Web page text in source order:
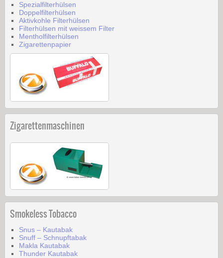
Spezialfilterhülsen
Doppelfilterhülsen
Aktivkohle Filterhülsen
Filterhülsen mit weissem Filter
Mentholfilterhülsen
Zigarettenpapier
Zigarettenmaschinen
Smokeless Tobacco
Snus – Kautabak
Snuff – Schnupftabak
Makla Kautabak
Thunder Kautabak